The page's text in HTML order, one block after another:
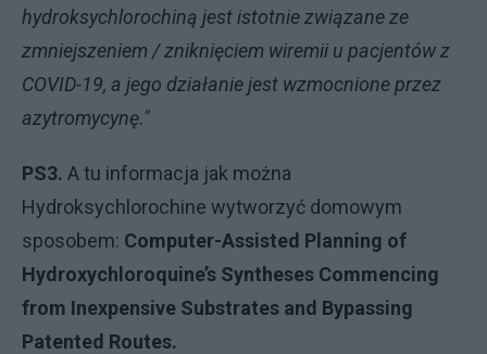
hydroksychlorochiną jest istotnie związane ze
zmniejszeniem / zniknięciem wiremii u pacjentów z
COVID-19, a jego działanie jest wzmocnione przez
azytromycynę."
PS3. A tu informacja jak można
Hydroksychlorochine wytworzyć domowym
sposobem: Computer-Assisted Planning of
Hydroxychloroquine’s Syntheses Commencing
from Inexpensive Substrates and Bypassing
Patented Routes.